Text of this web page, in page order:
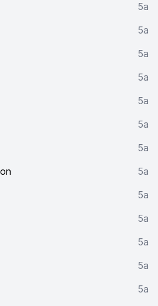
5a
5a
5a
5a
5a
5a
5a
5a
5a
5a
5a
5a
5a